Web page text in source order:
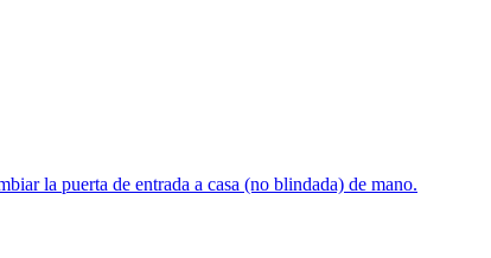
la puerta de entrada a casa (no blindada) de mano.